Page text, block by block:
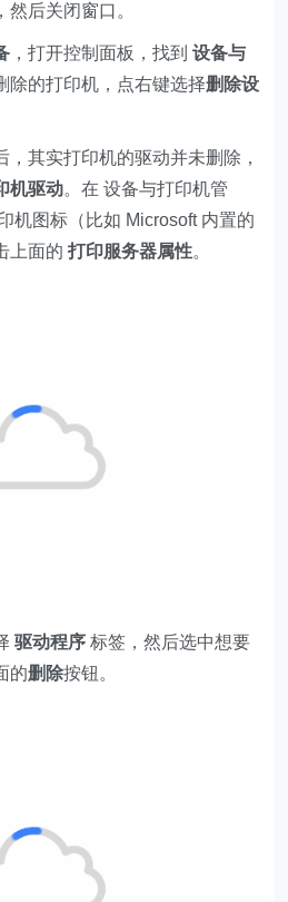
，然后关闭窗口。
，打开控制面板，找到设备与
除的打印机，点右键选择删除设
，其实打印机的驱动并未删除，
机驱动。在 设备与打印机管
机图标（比如 Microsoft 内置的
上面的打印服务器属性。
驱动程序 标签，然后选中想要
的删除按钮。